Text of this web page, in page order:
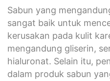
Sabun yang
sangat baik untuk
kerusakan pada kulit
mengandung gliserin,
hialuronat. Selain itu,
dalam produk sabun